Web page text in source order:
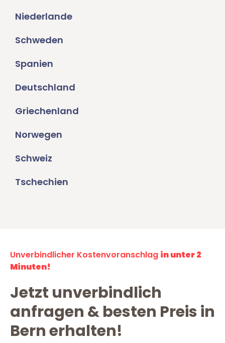
Niederlande
Schweden
Spanien
Deutschland
Griechenland
Norwegen
Schweiz
Tschechien
Unverbindlicher Kostenvoranschlag in unter 2
Minuten!
Jetzt unverbindlich
anfragen & besten Preis in
Bern erhalten!